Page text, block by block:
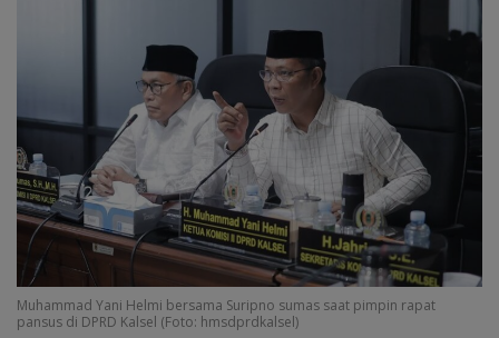
Muhammad Yani Helmi bersama Suripno sumas saat pimpin rapat
pansus di DPRD Kalsel (Foto: hmsdprdkalsel)